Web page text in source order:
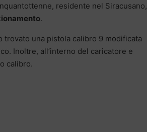
residente nel Siracusano,
.
una pistola calibro 9 modificata
Inoltre, all’interno del caricatore e
calibro.